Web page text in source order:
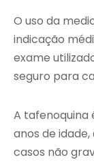
O uso da
indicação
exame
seguro para
A tafenoquina
anos de
casos não